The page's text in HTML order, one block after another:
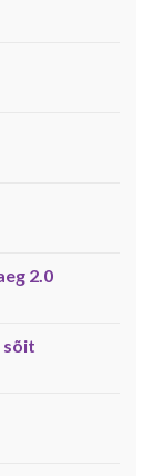
2.0
sõit